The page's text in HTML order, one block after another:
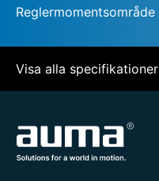
Reglermomentsområde
Visa alla specifikationer